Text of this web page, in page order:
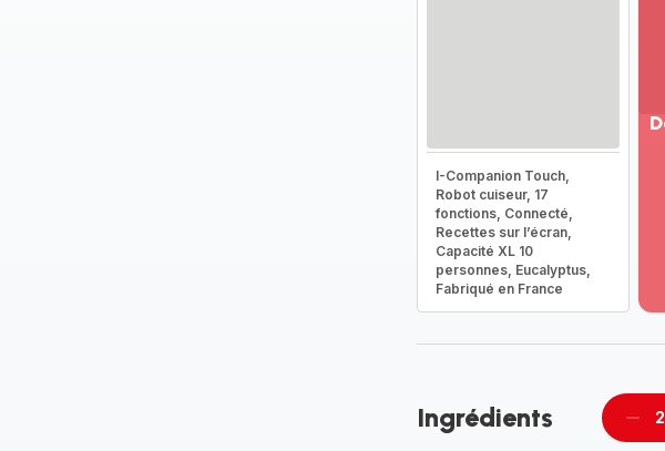
I-Companion Touch,
Robot cuiseur, 17
fonctions, Connecté,
Recettes sur l’écran,
Capacité XL 10
personnes, Eucalyptus,
Fabriqué en France
Ingrédients